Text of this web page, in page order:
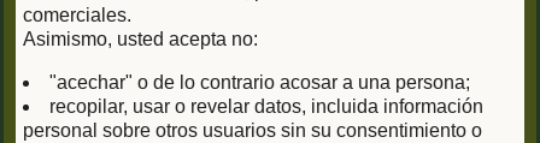
comerciales.
Asimismo, usted acepta no:
"acechar" o de lo contrario acosar a una persona;
recopilar, usar o revelar datos, incluida información
personal sobre otros usuarios sin su consentimiento o